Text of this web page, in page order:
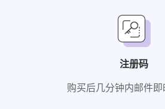
注册码
购买后几分钟内邮件即